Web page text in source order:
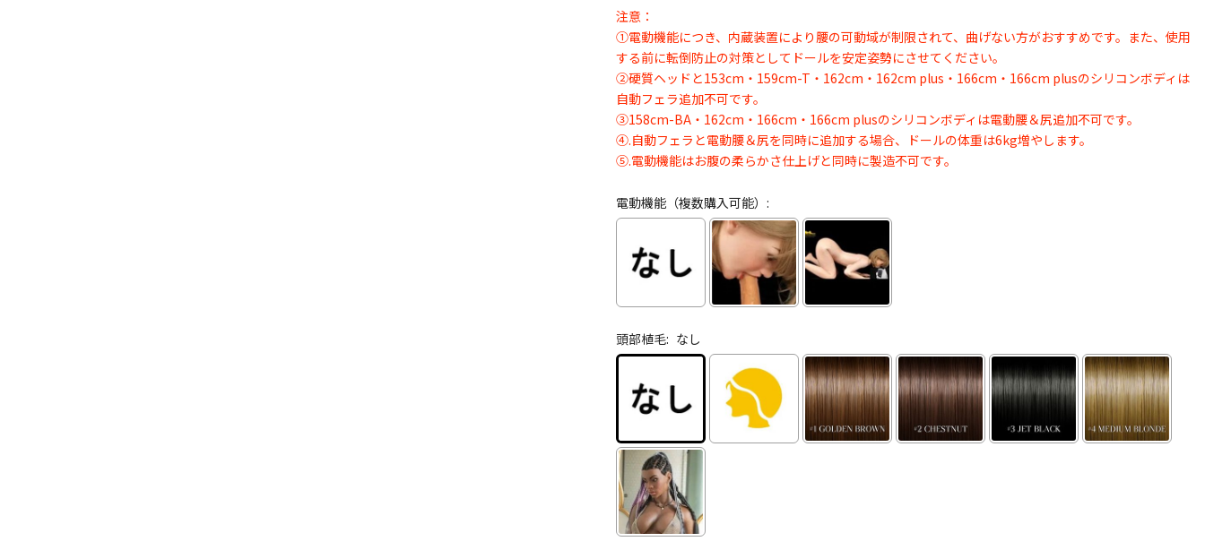
注意：
①電動機能につき、内蔵装置により腰の可動域が制限されて、曲げない方がおすすめです。また、使用
する前に転倒防止の対策としてドールを安定姿勢にさせてください。
②硬質ヘッドと153cm・159cm-T・162cm・162cm plus・166cm・166cm plusのシリコンボディは
自動フェラ追加不可です。
③158cm-BA・162cm・166cm・166cm plusのシリコンボディは電動腰＆尻追加不可です。
④.自動フェラと電動腰＆尻を同時に追加する場合、ドールの体重は6kg増やします。
⑤.電動機能はお腹の柔らかさ仕上げと同時に製造不可です。
電動機能（複数購入可能）:
頭部植毛: なし